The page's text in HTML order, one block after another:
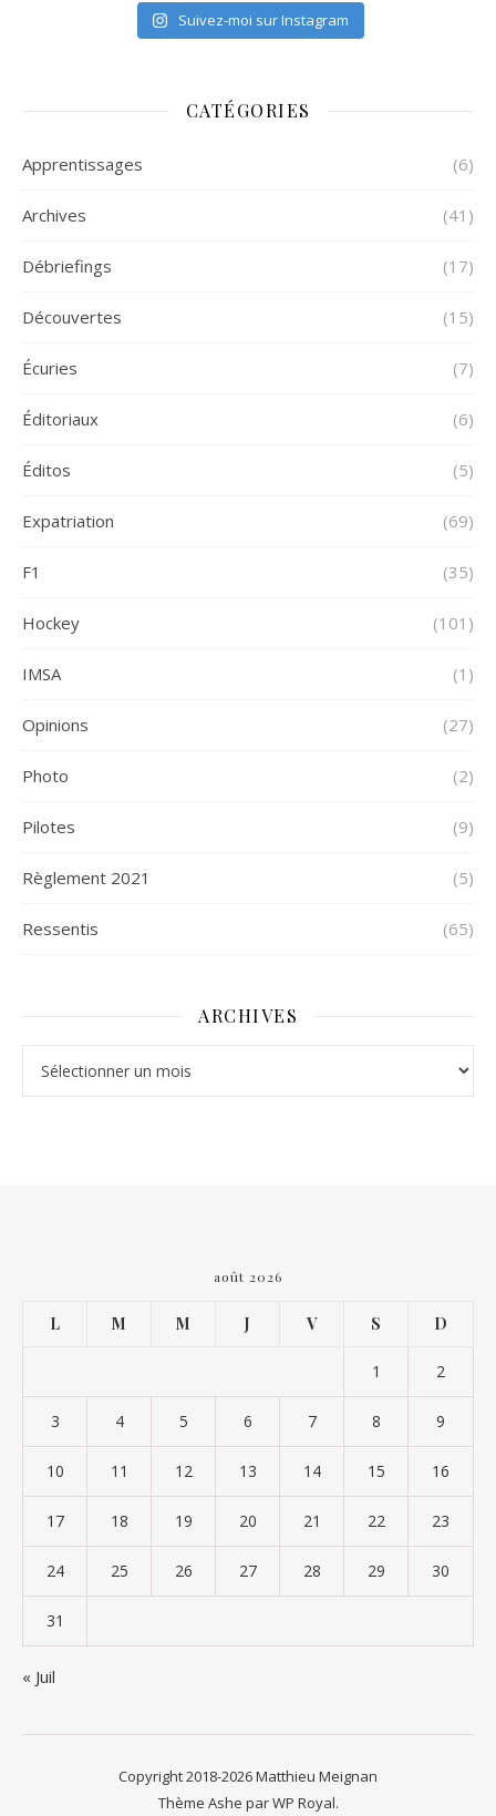
Suivez-moi sur Instagram
CATÉGORIES
Apprentissages (6)
Archives (41)
Débriefings (17)
Découvertes (15)
Écuries (7)
Éditoriaux (6)
Éditos (5)
Expatriation (69)
F1 (35)
Hockey (101)
IMSA (1)
Opinions (27)
Photo (2)
Pilotes (9)
Règlement 2021 (5)
Ressentis (65)
ARCHIVES
août 2026
L M M J V S D
1 2
3 4 5 6 7 8 9
10 11 12 13 14 15 16
17 18 19 20 21 22 23
24 25 26 27 28 29 30
31
« Juil
Copyright 2018-2026 Matthieu Meignan
Thème Ashe parWP Royal.